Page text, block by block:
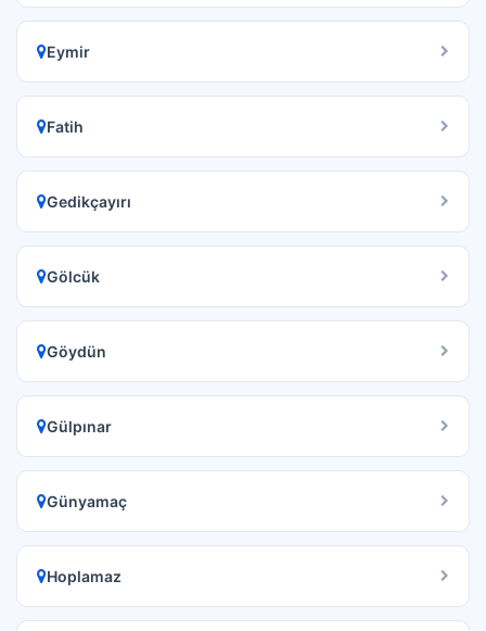
Eymir
Fatih
Gedikçayırı
Gölcük
Göydün
Gülpınar
Günyamaç
Hoplamaz